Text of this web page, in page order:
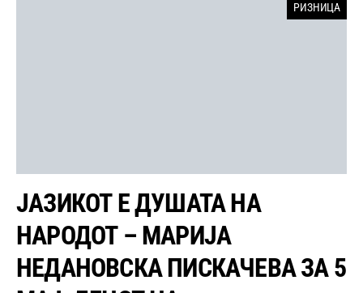
РИЗНИЦА
ЈАЗИКОТ Е ДУШАТА НА
НАРОДОТ – МАРИЈА
НЕДАНОВСКА ПИСКАЧЕВА ЗА 5